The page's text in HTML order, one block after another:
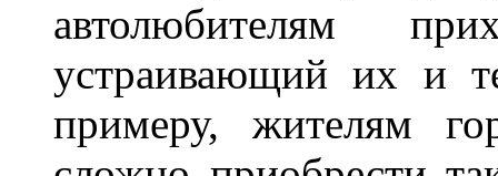
автолюбителям
устраивающий их и
примеру, жителям